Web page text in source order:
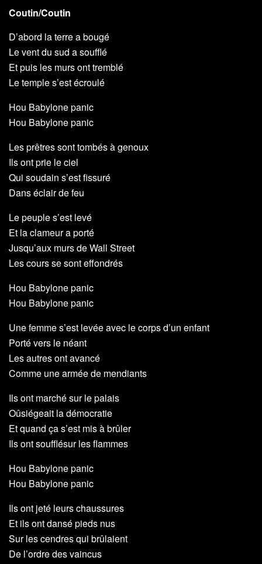
Coutin/Coutin
D’abord la terre a bougé
Le vent du sud a soufflé
Et puis les murs ont tremblé
Le temple s’est écroulé
Hou Babylone panic
Hou Babylone panic
Les prêtres sont tombés à genoux
Ils ont prie le ciel
Qui soudain s’est fissuré
Dans éclair de feu
Le peuple s’est levé
Et la clameur a porté
Jusqu’aux murs de Wall Street
Les cours se sont effondrés
Hou Babylone panic
Hou Babylone panic
Une femme s’est levée avec le corps d’un enfant
Porté vers le néant
Les autres ont avancé
Comme une armée de mendiants
Ils ont marché sur le palais
Oûsiégeait la démocratie
Et quand ça s’est mis à brûler
Ils ont soufflésur les flammes
Hou Babylone panic
Hou Babylone panic
Ils ont jeté leurs chaussures
Et ils ont dansé pieds nus
Sur les cendres qui brûlaient
De l’ordre des vaincus